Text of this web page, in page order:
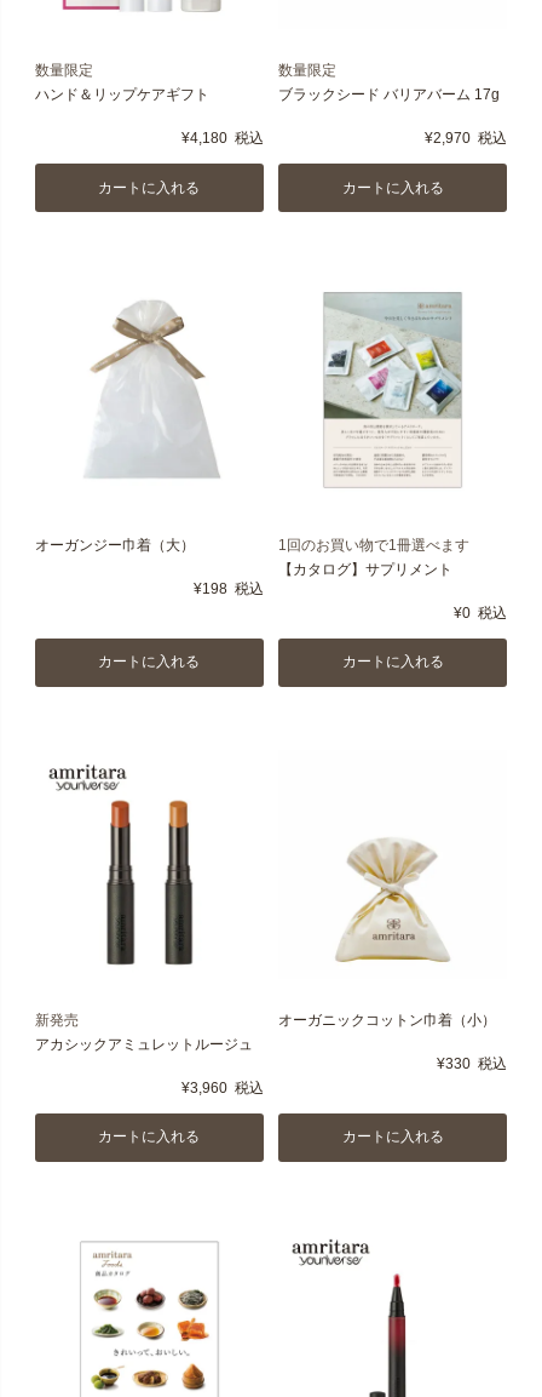
数量限定
ハンド＆リップケアギフト
¥4,180 税込
カートに入れる
数量限定
ブラックシード バリアバーム 17g
¥2,970 税込
カートに入れる
オーガンジー巾着（大）
¥198 税込
カートに入れる
1回のお買い物で1冊選べます
【カタログ】サプリメント
¥0 税込
カートに入れる
新発売
アカシックアミュレットルージュ
¥3,960 税込
カートに入れる
オーガニックコットン巾着（小）
¥330 税込
カートに入れる